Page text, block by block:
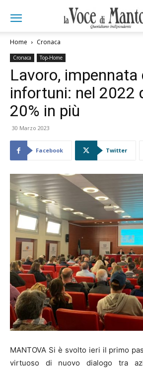
Home Cronaca
Cronaca Top-Home
Lavoro, impennata
infortuni: nel 2022
20% in più
30 Marzo 2023
Facebook Twitter
MANTOVA Si è svolto ieri il primo
virtuoso di nuovo dialogo tra